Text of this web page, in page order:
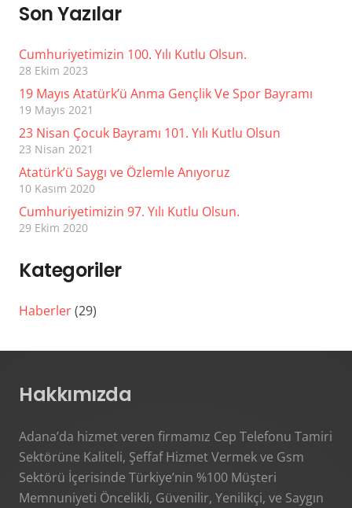
Son Yazılar
Cumhuriyetimizin 100. Yılı Kutlu Olsun.
28 Ekim 2023
19 Mayıs Atatürk’ü Anma Gençlik Ve Spor Bayramı
19 Mayıs 2021
23 Nisan Çocuk Bayramı 101. Yılı Kutlu Olsun
23 Nisan 2021
Atatürk’ü Saygı ve Özlemle Anıyoruz
10 Kasım 2020
Cumhuriyetimizin 97. Yılı Kutlu Olsun.
29 Ekim 2020
Kategoriler
Haberler(29)
Hakkımızda
Adana’da hizmet veren firmamız Cep Telefonu Tamiri
Sektörüne Kaliteli, Şeffaf Hizmet Vermek ve Gsm
Sektörü İçerisinde Türkiye’nin %100 Müşteri
Memnuniyeti Öncelikli, Güvenilir, Yenilikçi, ve Saygın